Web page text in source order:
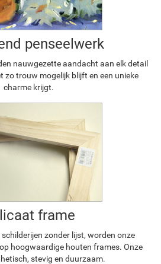
penseelwerk
nauwgezette aandacht aan elk detail
zo trouw mogelijk blijft en een unieke
charme krijgt.
frame
zonder lijst, worden onze
hoogwaardige houten frames. Onze
stevig en duurzaam.